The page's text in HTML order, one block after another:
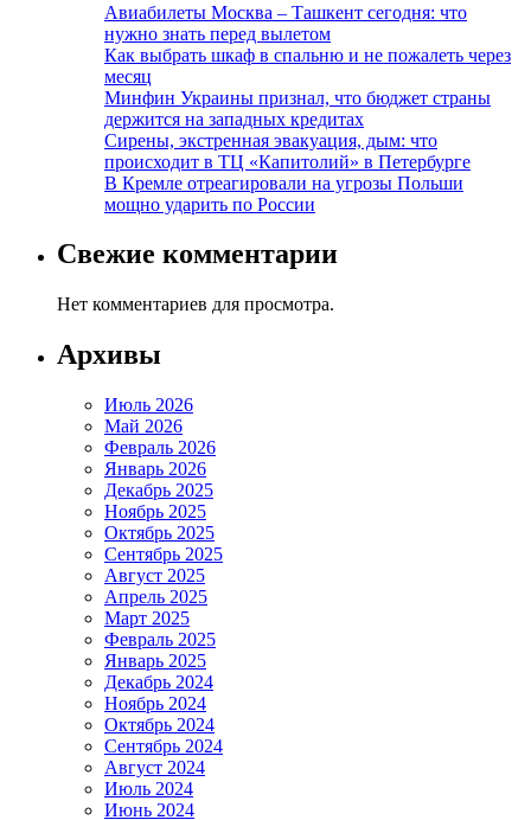
Авиабилеты Москва – Ташкент сегодня: что
нужно знать перед вылетом
Как выбрать шкаф в спальню и не пожалеть через
месяц
Минфин Украины признал, что бюджет страны
держится на западных кредитах
Сирены, экстренная эвакуация, дым: что
происходит в ТЦ «Капитолий» в Петербурге
В Кремле отреагировали на угрозы Польши
мощно ударить по России
Свежие комментарии
Нет комментариев для просмотра.
Архивы
Июль 2026
Май 2026
Февраль 2026
Январь 2026
Декабрь 2025
Ноябрь 2025
Октябрь 2025
Сентябрь 2025
Август 2025
Апрель 2025
Март 2025
Февраль 2025
Январь 2025
Декабрь 2024
Ноябрь 2024
Октябрь 2024
Сентябрь 2024
Август 2024
Июль 2024
Июнь 2024